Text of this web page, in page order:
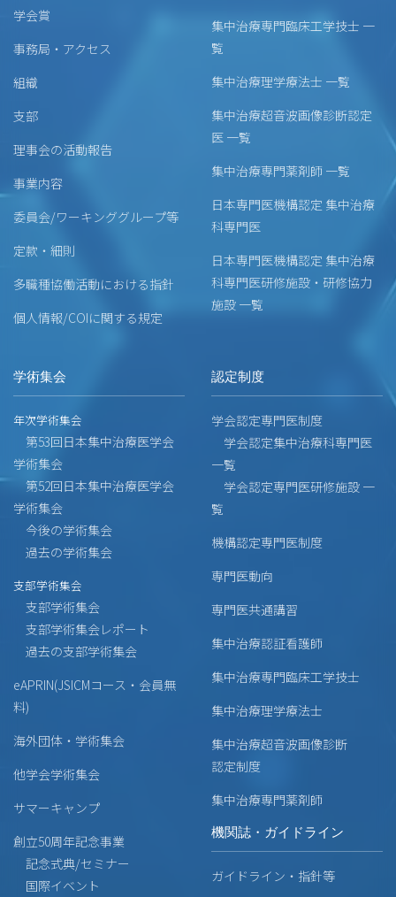
学会賞
事務局・アクセス
組織
支部
理事会の活動報告
事業内容
委員会/ワーキンググループ等
定款・細則
多職種協働活動における指針
個人情報/COIに関する規定
集中治療専門臨床工学技士 一
覧
集中治療理学療法士 一覧
集中治療超音波画像診断認定
医 一覧
集中治療専門薬剤師 一覧
日本専門医機構認定 集中治療
科専門医
日本専門医機構認定 集中治療
科専門医研修施設・研修協力
施設 一覧
学術集会
年次学術集会
第53回日本集中治療医学会
学術集会
第52回日本集中治療医学会
学術集会
今後の学術集会
過去の学術集会
支部学術集会
支部学術集会
支部学術集会レポート
過去の支部学術集会
eAPRIN(JSICMコース・会員無
料)
海外団体・学術集会
他学会学術集会
サマーキャンプ
創立50周年記念事業
記念式典/セミナー
国際イベント
認定制度
学会認定専門医制度
学会認定集中治療科専門医
一覧
学会認定専門医研修施設 一
覧
機構認定専門医制度
専門医動向
専門医共通講習
集中治療認証看護師
集中治療専門臨床工学技士
集中治療理学療法士
集中治療超音波画像診断
認定制度
集中治療専門薬剤師
機関誌・ガイドライン
ガイドライン・指針等